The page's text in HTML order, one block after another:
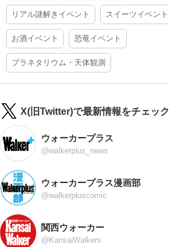
リアル謎解きイベント スイーツイベント
お酒イベント 恐竜イベント
プラネタリウム・天体観測
X(旧Twitter)で最新情報をチェック
ウォーカープラス
@walkerplus_news
ウォーカープラス漫画部
@walkerpluscomic
関西ウォーカー
@KansaiWalkers